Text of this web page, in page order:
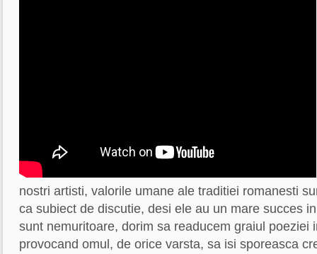
nostri artisti, valorile umane ale traditiei romanesti
ca subiect de discutie, desi ele au un mare succes
sunt nemuritoare, dorim sa readucem graiul poeziei
provocand omul, de orice varsta, sa isi sporeasca